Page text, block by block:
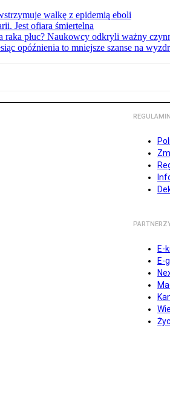
walkę z epidemią eboli
Jest ofiara śmiertelna
raka płuc? Naukowcy odkryli ważny
opóźnienia to mniejsze szanse na
REGULAMIN
E-
E-